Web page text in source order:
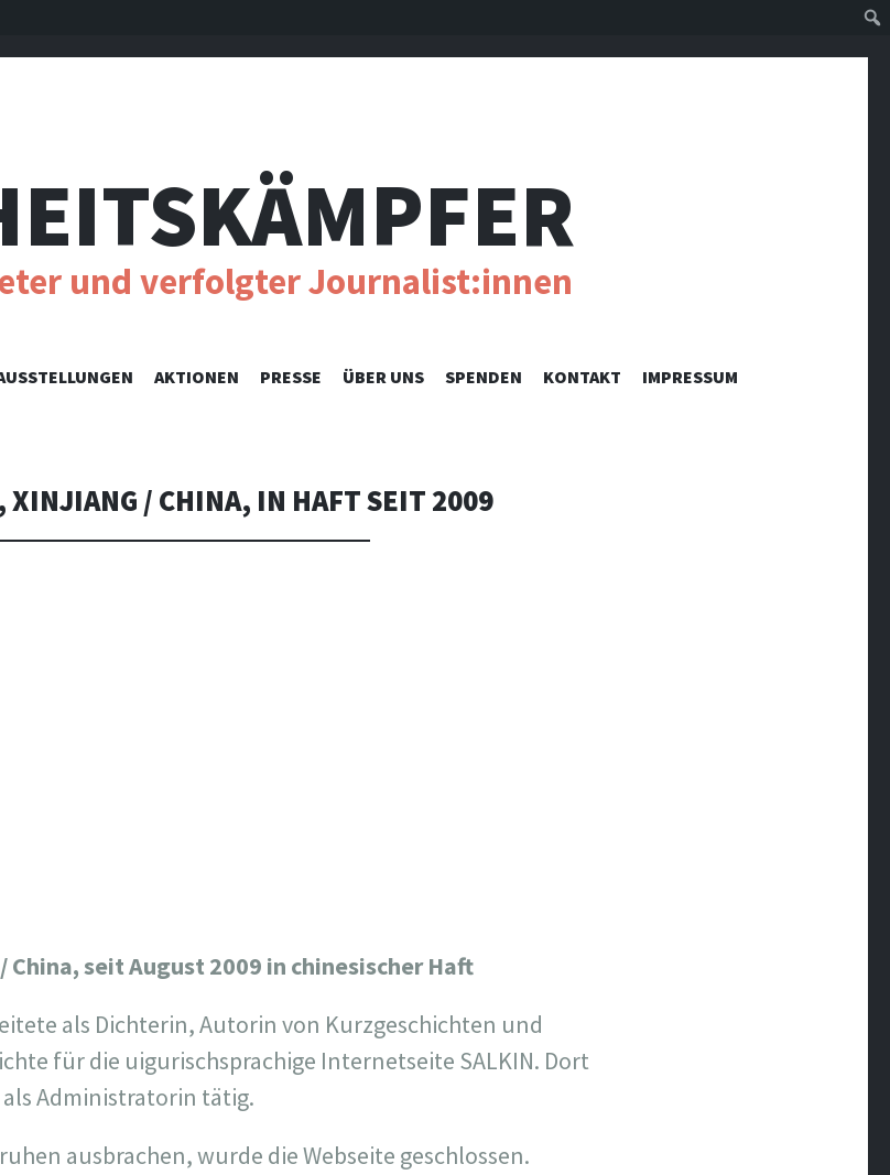
und verfolgter Journalist:innen
SKIP
AKTIONEN PRESSE ÜBER UNS SPENDEN KONTAKT IMPRESSUM
/ CHINA, IN HAFT SEIT 2009
China, seit August 2009 in chinesischer Haft
als Dichterin, Autorin von Kurzgeschichten und
für die uigurischsprachige Internetseite SALKIN. Dort
Administratorin tätig.
ausbrachen, wurde die Webseite geschlossen.